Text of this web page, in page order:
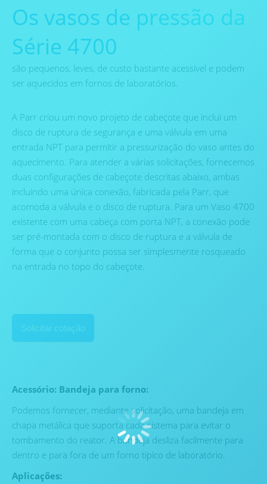
Os vasos de pressão da
Série 4700
são pequenos, leves, de custo bastante acessível e podem
ser aquecidos em fornos de laboratórios.
A Parr criou um novo projeto de cabeçote que inclui um
disco de ruptura de segurança e uma válvula em uma
entrada NPT para permitir a pressurização do vaso antes do
aquecimento. Para atender a várias solicitações, fornecemos
duas configurações de cabeçote descritas abaixo, ambas
incluindo uma única conexão, fabricada pela Parr, que
acomoda a válvula e o disco de ruptura. Para um Vaso 4700
existente com uma cabeça com porta NPT, a conexão pode
ser pré-montada com o disco de ruptura e a válvula de
forma que o conjunto possa ser simplesmente rosqueado
na entrada no topo do cabeçote.
Solicitar cotação
Acessório: Bandeja para forno:
Podemos fornecer, mediante solicitação, uma bandeja em
chapa metálica que suporta cada sistema para evitar o
tombamento do reator. A bandeja desliza facilmente para
dentro e para fora de um forno típico de laboratório.
Aplicações: